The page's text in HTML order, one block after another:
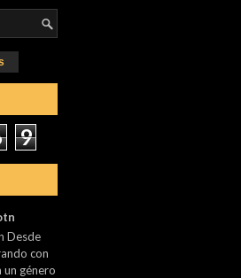
9
Desde
con
un género